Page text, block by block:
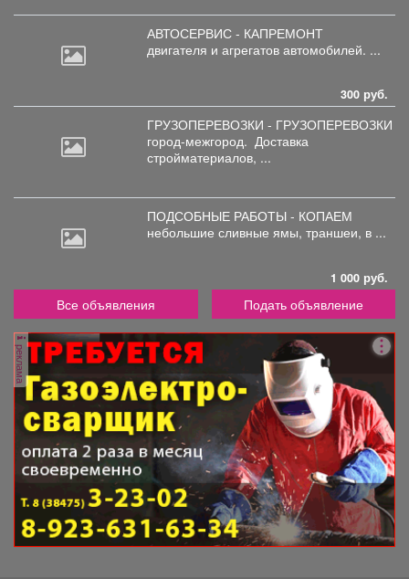
АВТОСЕРВИС - КАПРЕМОНТ
двигателя и агрегатов автомобилей. ...
300 руб.
ГРУЗОПЕРЕВОЗКИ - ГРУЗОПЕРЕВОЗКИ
город-межгород. Доставка
стройматериалов, ...
ПОДСОБНЫЕ РАБОТЫ - КОПАЕМ
небольшие сливные ямы, траншеи, в ...
1 000 руб.
Все объявления Подать объявление
реклама